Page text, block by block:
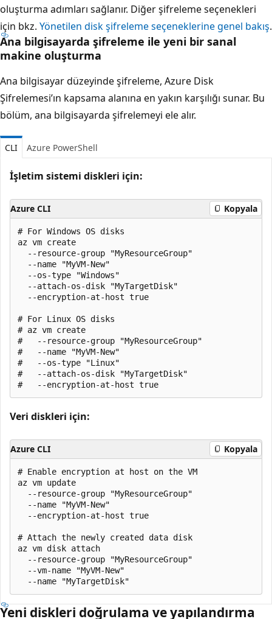
oluşturma adımları sağlanır. Diğer şifreleme seçenekleri
için bkz. Yönetilen disk şifreleme seçeneklerine genel bakış.
Ana bilgisayarda şifreleme ile yeni bir sanal
makine oluşturma
Ana bilgisayar düzeyinde şifreleme, Azure Disk
Şifrelemesi’ın kapsama alanına en yakın karşılığı sunar. Bu
bölüm, ana bilgisayarda şifrelemeyi ele alır.
CLI Azure PowerShell
İşletim sistemi diskleri için:
Azure CLI Kopyala
# For Windows OS disks
az vm create
  --resource-group "MyResourceGroup"
  --name "MyVM-New"
  --os-type "Windows"
  --attach-os-disk "MyTargetDisk"
  --encryption-at-host true
# For Linux OS disks
# az vm create
#   --resource-group "MyResourceGroup"
#   --name "MyVM-New"
#   --os-type "Linux"
#   --attach-os-disk "MyTargetDisk"
Veri diskleri için:
Azure CLI Kopyala
# Enable encryption at host on the VM
az vm update
  --resource-group "MyResourceGroup"
  --name "MyVM-New"
  --encryption-at-host true
# Attach the newly created data disk
az vm disk attach
  --resource-group "MyResourceGroup"
  --vm-name "MyVM-New"
Yeni diskleri doğrulama ve yapılandırma